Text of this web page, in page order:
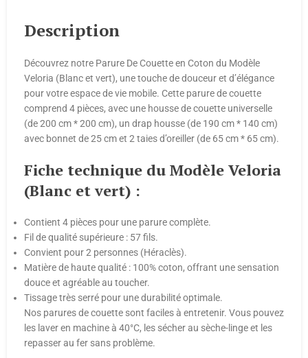
Description
Découvrez notre Parure De Couette en Coton du Modèle
Veloria (Blanc et vert), une touche de douceur et d’élégance
pour votre espace de vie mobile. Cette parure de couette
comprend 4 pièces, avec une housse de couette universelle
(de 200 cm * 200 cm), un drap housse (de 190 cm * 140 cm)
avec bonnet de 25 cm et 2 taies d’oreiller (de 65 cm * 65 cm).
Fiche technique du Modèle Veloria
(Blanc et vert) :
Contient 4 pièces pour une parure complète.
Fil de qualité supérieure : 57 fils.
Convient pour 2 personnes (Héraclès).
Matière de haute qualité : 100% coton, offrant une sensation
douce et agréable au toucher.
Tissage très serré pour une durabilité optimale.
Nos parures de couette sont faciles à entretenir. Vous pouvez
les laver en machine à 40°C, les sécher au sèche-linge et les
repasser au fer sans problème.